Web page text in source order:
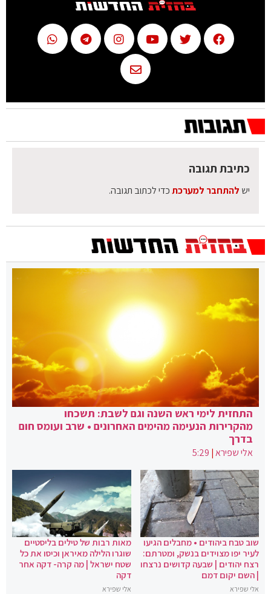
כתיבת תגובה
יש להתחבר למערכתכדי לכתוב תגובה.
התחזית לימי ראש השנה וגם לשבת: תשכחו
מהקרירות הנעימה מהימים האחרונים • שרב ועומס חום
בדרך
אלי שפירא|
5:29
שוב טבח ביהודים • מחבלים הגיעו
לעיר יפו מצוידים בנשק, ומטרתם:
רצח יהודים | שבעה קדושים נרצחו
| השם יקום דמם
אלי שפירא
מאות רבות של טילים בליסטיים
שוגרו הלילה מאיראן וכיסו את כל
שטח ישראל | מה קרה- דקה אחר
דקה
אלי שפירא